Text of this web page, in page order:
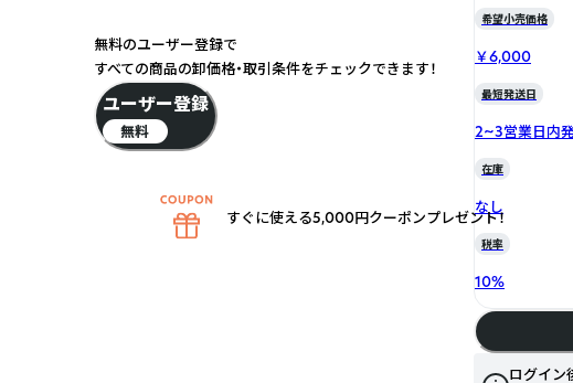
希望小売価格
￥6,000
最短発送日
2~3営業日内
在庫
なし
税率
10%
ログイン
無料のユーザー登録で
すべての商品の卸価格・取引条件をチェックできます！
ユーザー登録
無料
すぐに使える5,000円クーポンプレゼント！